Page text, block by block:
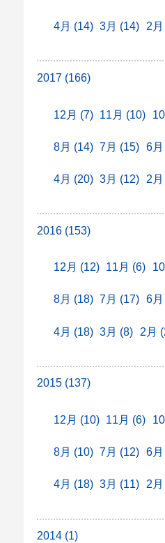
4月 (14) 3月 (14) 2
2017 (166)
12月 (7) 11月 (10)
8月 (14) 7月 (15) 6
4月 (20) 3月 (12) 2
2016 (153)
12月 (12) 11月 (6)
8月 (18) 7月 (17) 6
4月 (18) 3月 (8) 2月
2015 (137)
12月 (10) 11月 (6)
8月 (10) 7月 (12) 6
4月 (18) 3月 (11) 2
2014 (1)